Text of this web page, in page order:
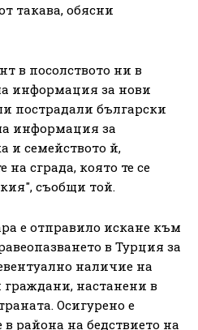
такава, обясни
в посолството ни в
информация за нови
пострадали български
информация за
и семейството й,
сграда, която те се
съобщи той.
е отправило искане към
в Турция за
наличие на
настанени в
Осигурено е
района на бедствието на